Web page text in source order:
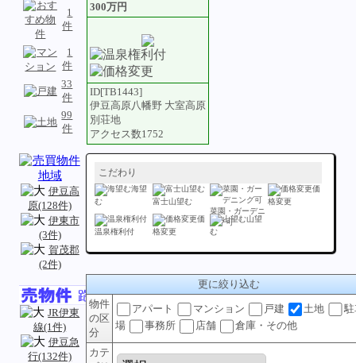
1
件
1
件
33
件
99
件
伊豆高
原(128件)
伊東市
(3件)
賀茂郡
(2件)
JR伊東
線(1件)
伊豆急
行(132件)
300万円
ID[TB1443]
伊豆高原八幡野 大室高原
別荘地
アクセス数1752
こだわり
海望
む
富士山望む
菜園・ガーデニ
ング可
価
格変更
温泉権利付
価
格変更
山望
む
更に絞り込む
物件
の区
分
アパート マンション 戸建 土地
場
事務所 店舗 倉庫・その他
カテ